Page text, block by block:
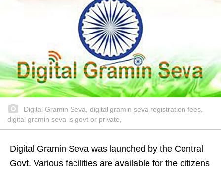
Digital Gramin Seva, digital gramin seva registration fees,
digital gramin seva is govt or private,
Digital Gramin Seva was launched by the Central
Govt. Various facilities are available for the citizens